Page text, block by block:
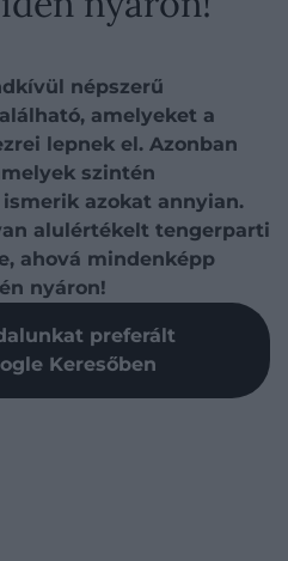
népszerű
amelyeket a
lepnek el. Azonban
szintén
azokat annyian.
alulértékelt tengerparti
ahová mindenképp
nyáron!
preferált
Keresőben